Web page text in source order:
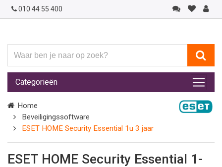
010 44 55 400
ben
je
naar
op
zoek?
Categorieën
Home
Beveiligingssoftware
ESET HOME Security Essential 1u 3 jaar
ESET HOME Security Essential 1-